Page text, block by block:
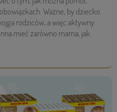
Ważne, by dziecko
rodziców, a więc aktywny
mieć zarówno mama, jak